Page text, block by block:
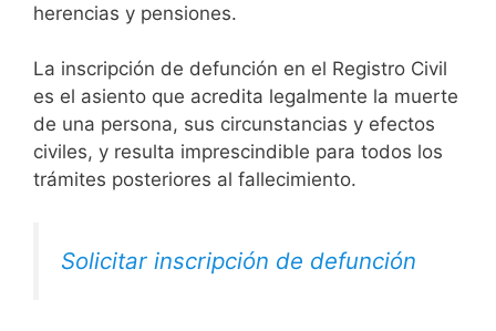
herencias y pensiones.
La inscripción de defunción en el Registro Civil
es el asiento que acredita legalmente la muerte
de una persona, sus circunstancias y efectos
civiles, y resulta imprescindible para todos los
trámites posteriores al fallecimiento.
Solicitar inscripción de defunción